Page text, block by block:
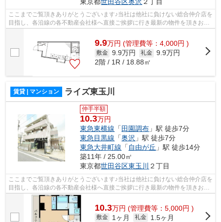
ここまでご覧頂きありがとうございます♪当社は他社に負けない総合仲介店を
目指し、各沿線の各不動産会社様へ直接ご挨拶に行き最新の物件を頂きお客
9.9万円 (管理費等：4,000円 )
敷金 9.9万円 礼金 9.9万円
2階 / 1R / 18.88㎡
賃貸 | マンション ライズ東玉川
仲手半額
10.3万円
東急東横線 「 田園調布 」駅 徒歩7分
東急目黒線 「奥沢 」駅 徒歩7分
東急大井町線 「 自由が丘 」駅 徒歩14分
築11年 / 25.00㎡
東京都世田谷区東玉川 ２丁目
ここまでご覧頂きありがとうございます♪当社は他社に負けない総合仲介店を
目指し、各沿線の各不動産会社様へ直接ご挨拶に行き最新の物件を頂きお客
様へ提供しております！最新の情報は...
10.3万円 (管理費等：5,000円 )
敷金 1ヶ月 礼金
1.5ヶ月